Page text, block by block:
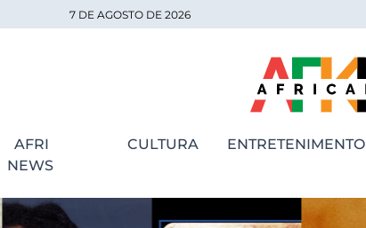
7 DE AGOSTO DE 2026
AFRI
NEWS
CULTURA ENTRETENIMENTO